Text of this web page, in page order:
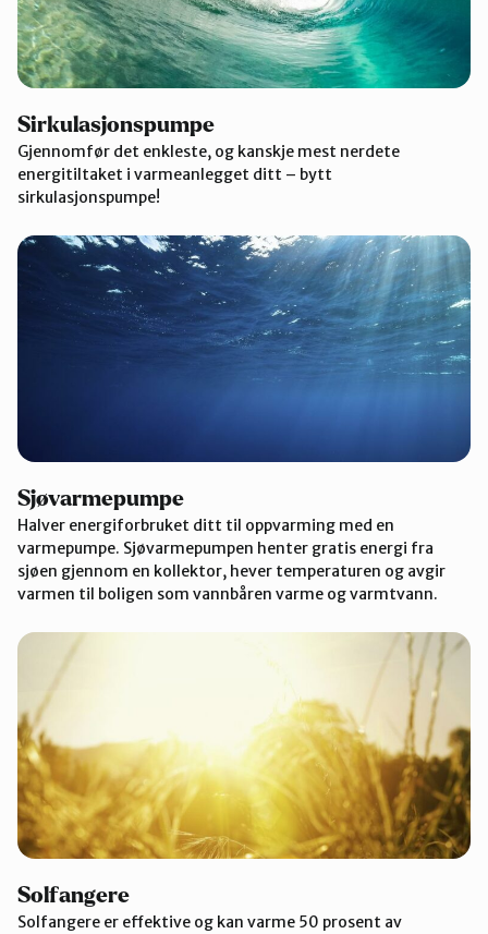
Sirkulasjonspumpe
Gjennomfør det enkleste, og kanskje mest nerdete
energitiltaket i varmeanlegget ditt – bytt
sirkulasjonspumpe!
Sjøvarmepumpe
Halver energiforbruket ditt til oppvarming med en
varmepumpe. Sjøvarmepumpen henter gratis energi fra
sjøen gjennom en kollektor, hever temperaturen og avgir
varmen til boligen som vannbåren varme og varmtvann.
Solfangere
Solfangere er effektive og kan varme 50 prosent av